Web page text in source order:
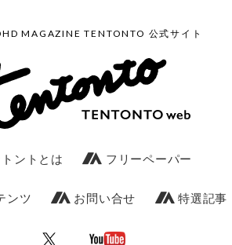
MAGAZINE TENTONTO 公式サイト
ントとは フリーペーパー
ンツ お問い合せ 特選記事